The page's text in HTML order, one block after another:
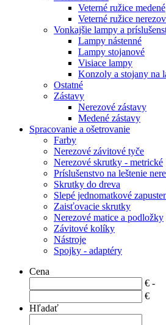
Veterné ružice medené
Veterné ružice
Vonkajšie lampy a
Lampy nástenné
Lampy stojanové
Visiace lampy
Konzoly a stojany na
Ostatné
Zástavy
Nerezové zástavy
Medené zástavy
Spracovanie a ošetrovanie
Farby
Nerezové závitové tyče
Nerezové skrutky - metrické
Príslušenstvo na leštenie
Skrutky do dreva
Slepé jednomatkové
Zaisťovacie skrutky
Nerezové matice a podložky
Závitové kolíky
Nástroje
Spojky - adaptéry
Cena
€ -
€
Hľadať